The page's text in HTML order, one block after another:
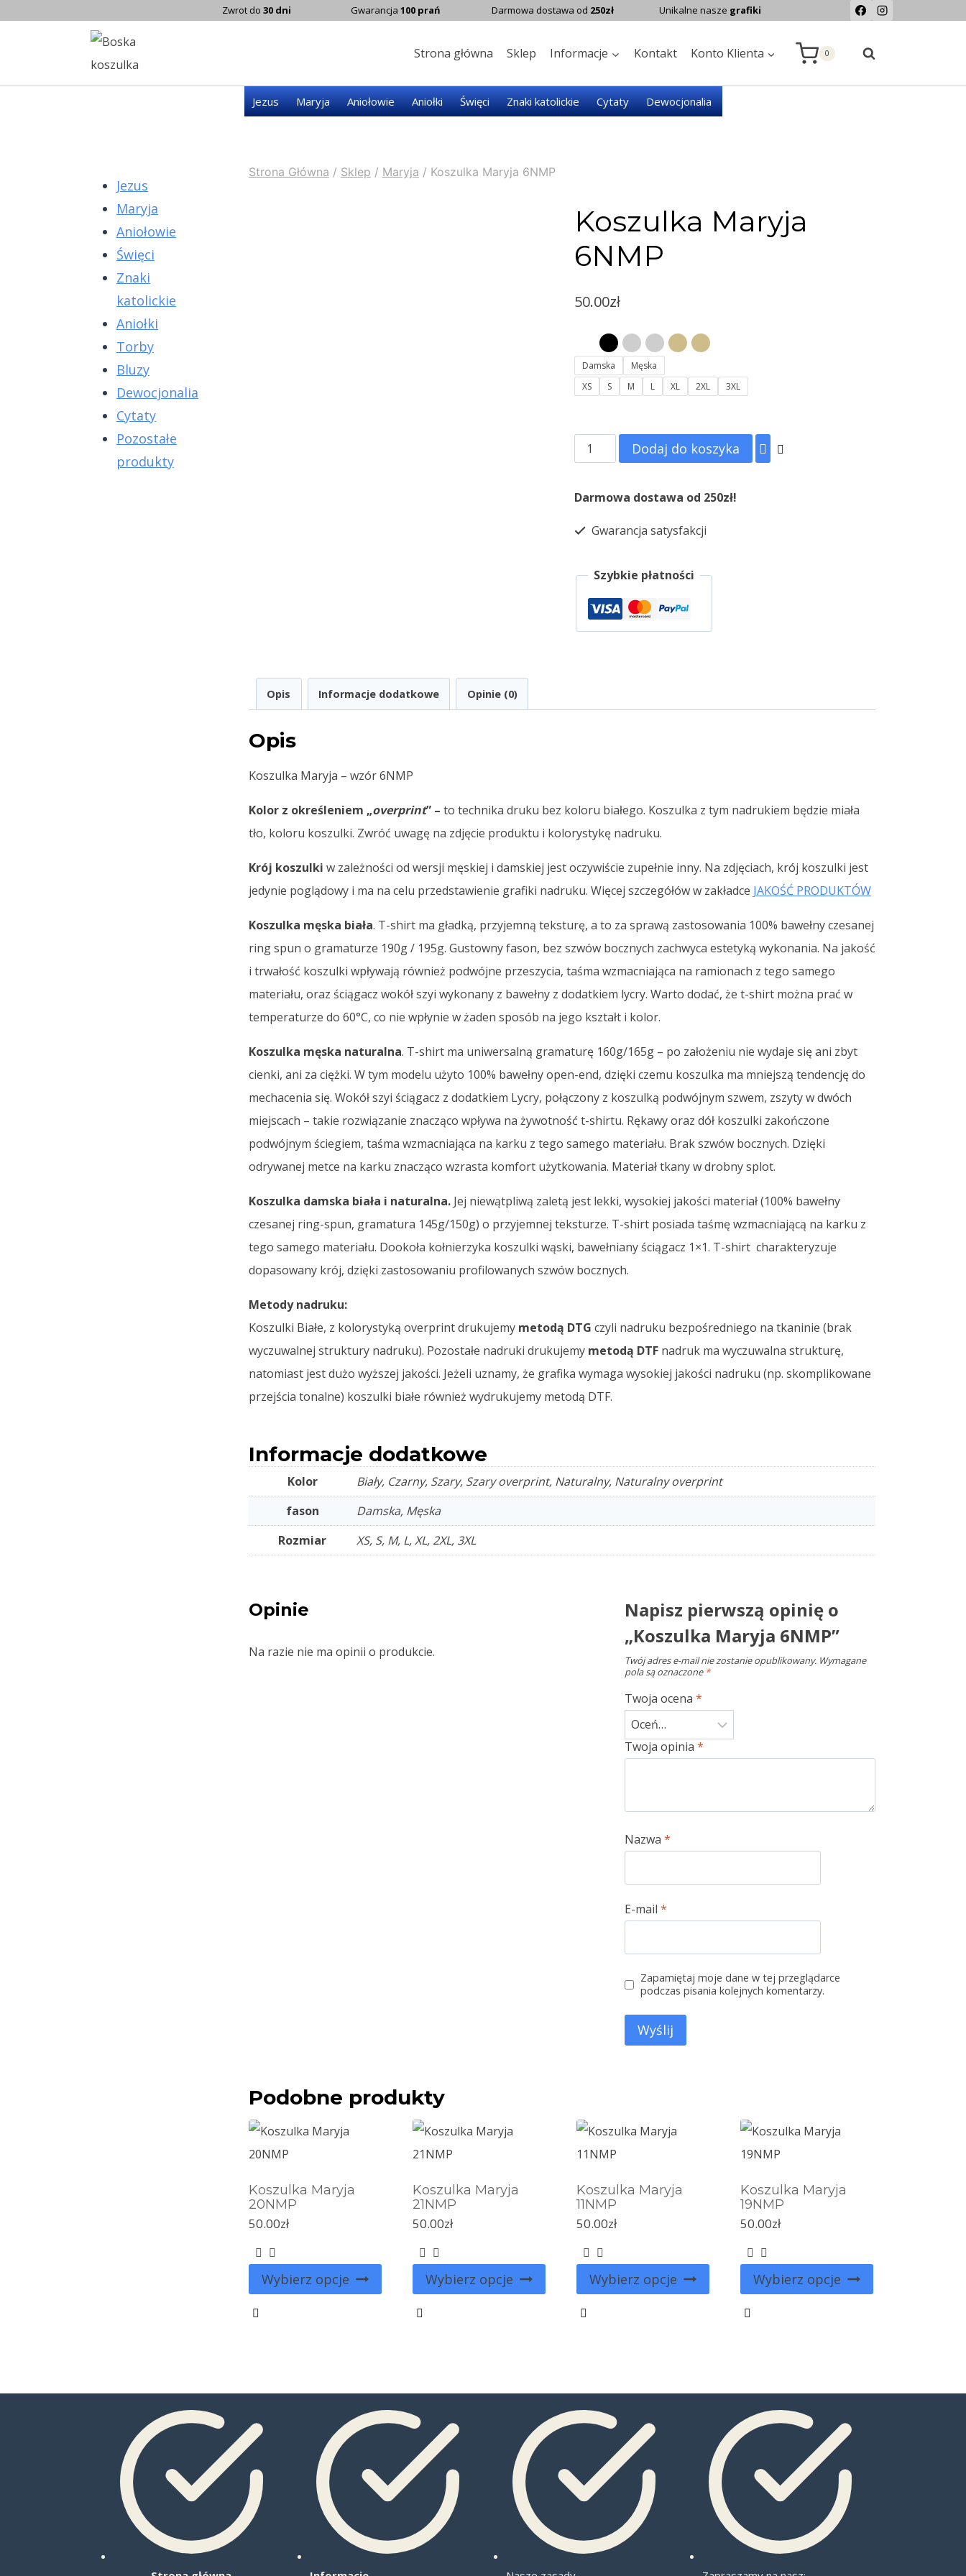
Zwrot do 30 dni Gwarancja 100 prań Darmowa dostawa od 250zł Unikalne nasze grafiki
Strona główna Sklep Informacje Kontakt Konto Klienta 0
Jezus Maryja Aniołowie Aniołki Święci Znaki katolickie Cytaty Dewocjonalia
Strona Główna / Sklep / Maryja / Koszulka Maryja 6NMP
Koszulka Maryja
6NMP
50.00zł
Damska
Męska
XS
S M L XL 2XL 3XL
Dodaj do koszyka
Darmowa dostawa od 250zł!
Gwarancja satysfakcji
Szybkie płatności
Opis Informacje dodatkowe Opinie (0)
Opis
Koszulka Maryja – wzór 6NMP
Kolor z określeniem „overprint” – to technika druku bez koloru białego. Koszulka z tym nadrukiem będzie miała
tło, koloru koszulki. Zwróć uwagę na zdjęcie produktu i kolorystykę nadruku.
Krój koszulki w zależności od wersji męskiej i damskiej jest oczywiście zupełnie inny. Na zdjęciach, krój koszulki jest
jedynie poglądowy i ma na celu przedstawienie grafiki nadruku. Więcej szczegółów w zakładce JAKOŚĆ PRODUKTÓW
Koszulka męska biała. T-shirt ma gładką, przyjemną teksturę, a to za sprawą zastosowania 100% bawełny czesanej
ring spun o gramaturze 190g / 195g. Gustowny fason, bez szwów bocznych zachwyca estetyką wykonania. Na jakość
i trwałość koszulki wpływają również podwójne przeszycia, taśma wzmacniająca na ramionach z tego samego
materiału, oraz ściągacz wokół szyi wykonany z bawełny z dodatkiem lycry. Warto dodać, że t-shirt można prać w
temperaturze do 60°C, co nie wpłynie w żaden sposób na jego kształt i kolor.
Koszulka męska naturalna. T-shirt ma uniwersalną gramaturę 160g/165g – po założeniu nie wydaje się ani zbyt
cienki, ani za ciężki. W tym modelu użyto 100% bawełny open-end, dzięki czemu koszulka ma mniejszą tendencję do
mechacenia się. Wokół szyi ściągacz z dodatkiem Lycry, połączony z koszulką podwójnym szwem, zszyty w dwóch
miejscach – takie rozwiązanie znacząco wpływa na żywotność t-shirtu. Rękawy oraz dół koszulki zakończone
podwójnym ściegiem, taśma wzmacniająca na karku z tego samego materiału. Brak szwów bocznych. Dzięki
odrywanej metce na karku znacząco wzrasta komfort użytkowania. Materiał tkany w drobny splot.
Koszulka damska biała i naturalna.Jej niewątpliwą zaletą jest lekki, wysokiej jakości materiał (100% bawełny
czesanej ring-spun, gramatura 145g/150g) o przyjemnej teksturze. T-shirt posiada taśmę wzmacniającą na karku z
tego samego materiału. Dookoła kołnierzyka koszulki wąski, bawełniany ściągacz 1×1. T-shirt charakteryzuje
dopasowany krój, dzięki zastosowaniu profilowanych szwów bocznych.
Metody nadruku:
Koszulki Białe, z kolorystyką overprint drukujemy metodą DTG czyli nadruku bezpośredniego na tkaninie (brak
wyczuwalnej struktury nadruku). Pozostałe nadruki drukujemy metodą DTFnadruk ma wyczuwalna strukturę,
natomiast jest dużo wyższej jakości. Jeżeli uznamy, że grafika wymaga wysokiej jakości nadruku (np. skomplikowane
przejścia tonalne) koszulki białe również wydrukujemy metodą DTF.
Informacje dodatkowe
Kolor
Biały, Czarny, Szary, Szary overprint, Naturalny, Naturalny overprint
fason
Damska, Męska
Rozmiar
XS, S, M, L, XL, 2XL, 3XL
Opinie
Na razie nie ma opinii o produkcie.
Napisz pierwszą opinię o
„Koszulka Maryja 6NMP”
Twój adres e-mail nie zostanie opublikowany. Wymagane
pola są oznaczone *
Twoja ocena*
Twoja opinia*
Nazwa*
E-mail*
Zapamiętaj moje dane w tej przeglądarce
podczas pisania kolejnych komentarzy.
Podobne produkty
Koszulka Maryja
20NMP
50.00zł
Wybierz opcje
Koszulka Maryja
21NMP
50.00zł
Wybierz opcje
Koszulka Maryja
11NMP
50.00zł
Wybierz opcje
Koszulka Maryja
19NMP
50.00zł
Wybierz opcje
Jezus
Maryja
Aniołowie
Święci
Znaki
katolickie
Aniołki
Torby
Bluzy
Dewocjonalia
Cytaty
Pozostałe
produkty